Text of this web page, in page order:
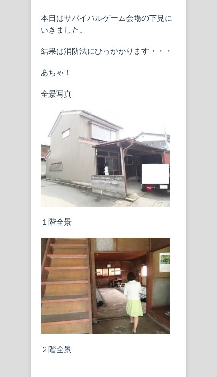
本日はサバイバルゲーム会場の下見に
いきました。
結果は消防法にひっかかります・・・
あちゃ！
全景写真
１階全景
２階全景